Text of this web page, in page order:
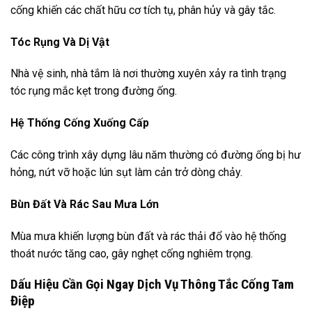
cống khiến các chất hữu cơ tích tụ, phân hủy và gây tắc.
Tóc Rụng Và Dị Vật
Nhà vệ sinh, nhà tắm là nơi thường xuyên xảy ra tình trạng
tóc rụng mắc kẹt trong đường ống.
Hệ Thống Cống Xuống Cấp
Các công trình xây dựng lâu năm thường có đường ống bị hư
hỏng, nứt vỡ hoặc lún sụt làm cản trở dòng chảy.
Bùn Đất Và Rác Sau Mưa Lớn
Mùa mưa khiến lượng bùn đất và rác thải đổ vào hệ thống
thoát nước tăng cao, gây nghẹt cống nghiêm trọng.
Dấu Hiệu Cần Gọi Ngay Dịch Vụ Thông Tắc Cống Tam
Điệp